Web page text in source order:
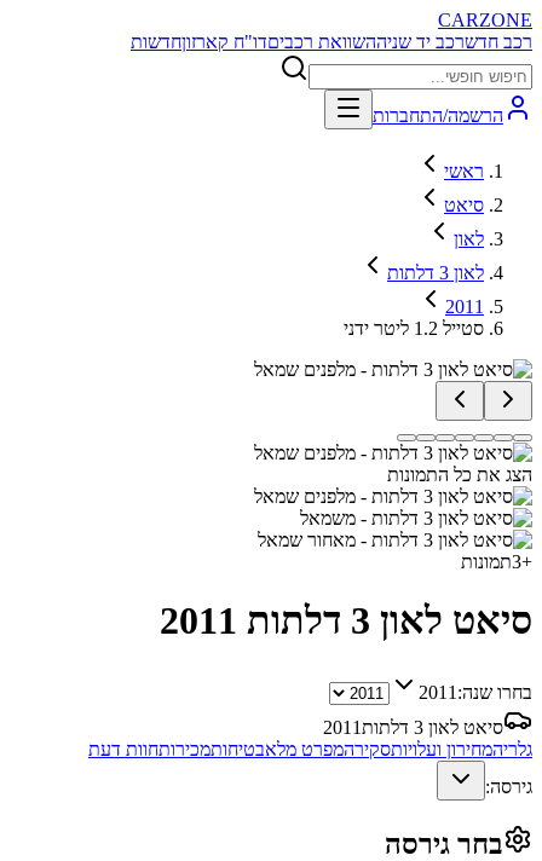
CARZONE
רכב חדשרכב יד שניההשוואת רכביםדו"ח קארזוןחדשות
הרשמה/התחברות
ראשי
סיאט
לאון
לאון 3 דלתות
2011
סטייל 1.2 ליטר ידני
הצג את כל התמונות
+
3תמונות
סיאט לאון 3 דלתות 2011
בחרו שנה: 2011
סיאט לאון 3 דלתות
2011
גלריהמחירון ועלויותסקירהמפרט מלאבטיחותמכירותחוות דעת
גירסה:
בחר גירסה